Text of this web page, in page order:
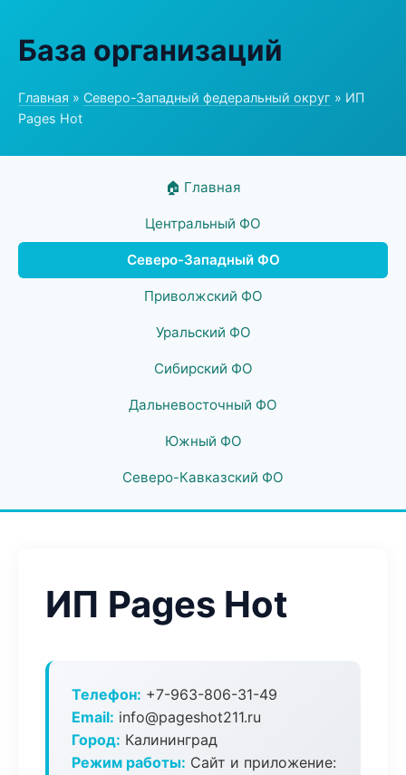
База организаций
Главная » Северо-Западный федеральный округ » ИП
Pages Hot
🏠 Главная
Центральный ФО
Северо-Западный ФО
Приволжский ФО
Уральский ФО
Сибирский ФО
Дальневосточный ФО
Южный ФО
Северо-Кавказский ФО
ИП Pages Hot
Телефон: +7-963-806-31-49
Email: info@pageshot211.ru
Город: Калининград
Режим работы: Сайт и приложение: